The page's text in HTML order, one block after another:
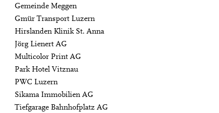
Gemeinde Meggen
Gmür Transport Luzern
Hirslanden Klinik St. Anna
Jörg Lienert AG
Multicolor Print AG
Park Hotel Vitznau
PWC Luzern
Sikama Immobilien AG
Tiefgarage Bahnhofplatz AG